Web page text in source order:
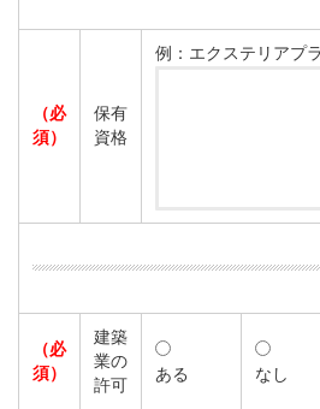
（必
須）
保有
資格
例：エクステリアプ
（必
須）
建築
業の
許可
ある なし